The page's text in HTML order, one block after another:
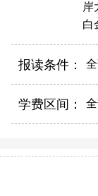
岸
白
报读条件：
学费区间：